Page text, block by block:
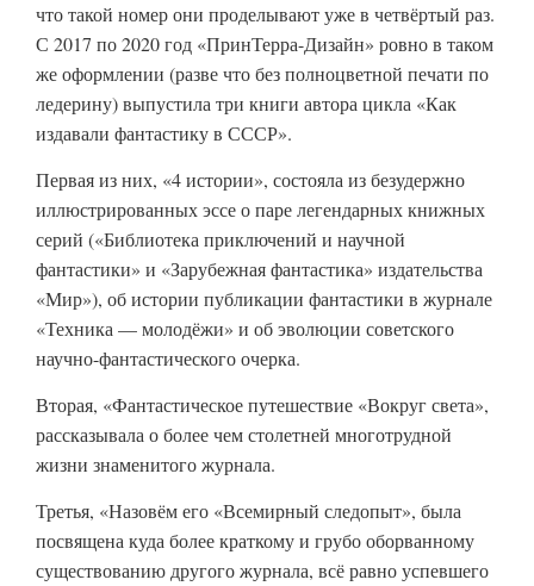
что такой номер они проделывают уже в четвёртый раз.
С 2017 по 2020 год «ПринТерра-Дизайн» ровно в таком
же оформлении (разве что без полноцветной печати по
ледерину) выпустила три книги автора цикла «Как
издавали фантастику в СССР».
Первая из них, «4 истории», состояла из безудержно
иллюстрированных эссе о паре легендарных книжных
серий («Библиотека приключений и научной
фантастики» и «Зарубежная фантастика» издательства
«Мир»), об истории публикации фантастики в журнале
«Техника — молодёжи» и об эволюции советского
научно-фантастического очерка.
Вторая, «Фантастическое путешествие «Вокруг света»,
рассказывала о более чем столетней многотрудной
жизни знаменитого журнала.
Третья, «Назовём его «Всемирный следопыт», была
посвящена куда более краткому и грубо оборванному
существованию другого журнала, всё равно успевшего